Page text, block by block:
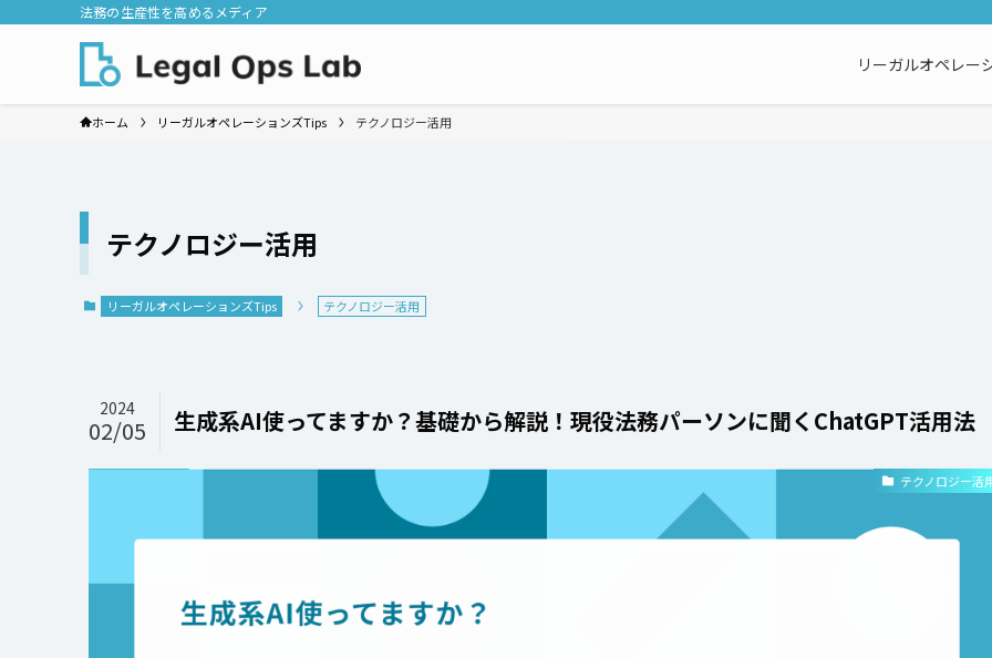
法務の生産性を高めるメディア
リーガルオペレー
ホーム リーガルオペレーションズTips テクノロジー活用
テクノロジー活用
リーガルオペレーションズTips テクノロジー活用
生成系AI使ってますか？基礎から解説！現役法務パーソンに聞くChatGPT活用法
2024
02/05
テクノロジー活